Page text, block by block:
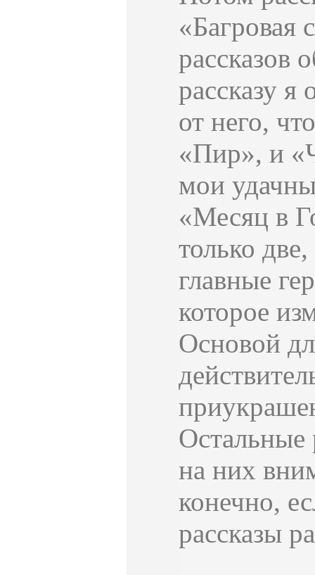
«Багровая
рассказов
рассказу
от него,
«Пир», и
мои
«Месяц в
только
главные
которое
Основой
Остальные
на них
конечно,
рассказы